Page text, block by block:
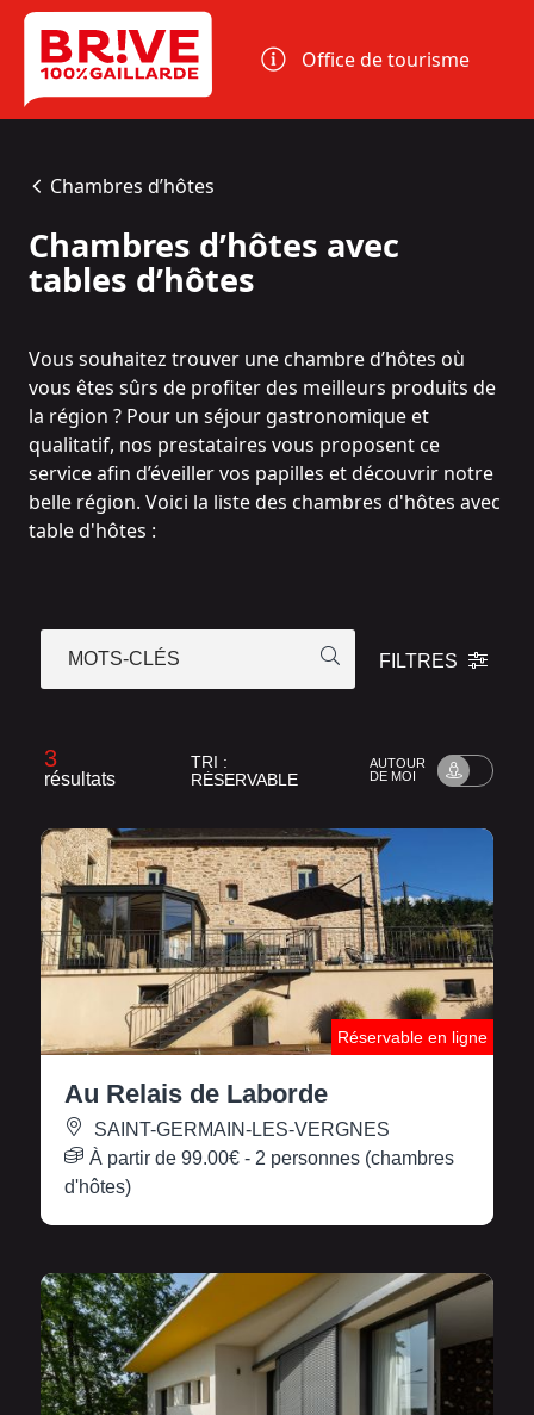
Panneau de gestion des cookies
Office de tourisme
Chambres d’hôtes
Chambres d’hôtes avec
tables d’hôtes
Vous souhaitez trouver une chambre d’hôtes où
vous êtes sûrs de profiter des meilleurs produits de
la région ? Pour un séjour gastronomique et
qualitatif, nos prestataires vous proposent ce
service afin d’éveiller vos papilles et découvrir notre
belle région. Voici la liste des chambres d'hôtes avec
table d'hôtes :
MOTS-CLÉS FILTRES
3
résultats
TRI :
RÉSERVABLE
AUTOUR
DE MOI
Réservable en ligne
Au Relais de Laborde
SAINT-GERMAIN-LES-VERGNES
À partir de 99.00€ - 2 personnes (chambres
d'hôtes)